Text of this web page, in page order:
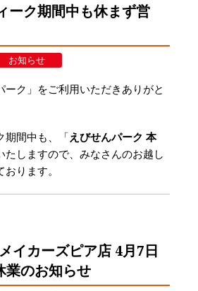
ーク期間中も休まず営
お知らせ
ーク」をご利用いただきありがと
期間中も、「えびせんパーク 本
たしますので、みなさんのお越し
ります。
イカーズピア店 4月7日
業のお知らせ